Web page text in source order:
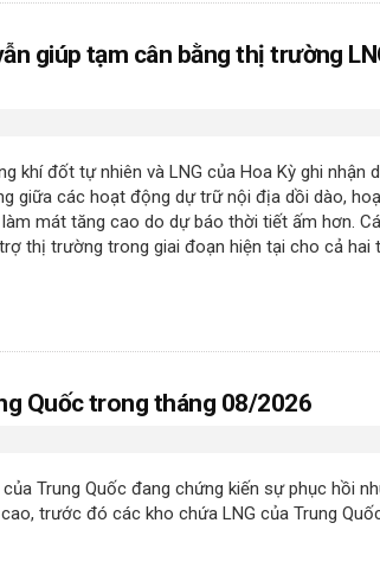
giúp tạm cân bằng thị trường
khí đốt tự nhiên và LNG của Hoa Kỳ ghi nhận
giữa các hoạt động dự trữ nội địa dồi dào,
mát tăng cao do dự báo thời tiết ấm hơn.
thị trường trong giai đoạn hiện tại cho cả hai
Quốc trong tháng 08/2026
Trung Quốc đang chứng kiến sự phục hồi
trước đó các kho chứa LNG của Trung